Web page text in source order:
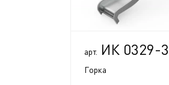
арт. ИК 0329-3
Горка